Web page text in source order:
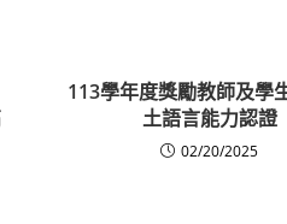
113學年度獎勵教師及學
土語言能力認證
02/20/2025